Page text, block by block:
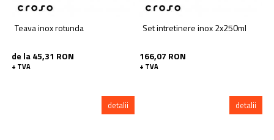
Teava inox rotunda
de la 45,31 RON
+ TVA
detalii
Set intretinere inox 2x250ml
166,07 RON
+ TVA
detalii